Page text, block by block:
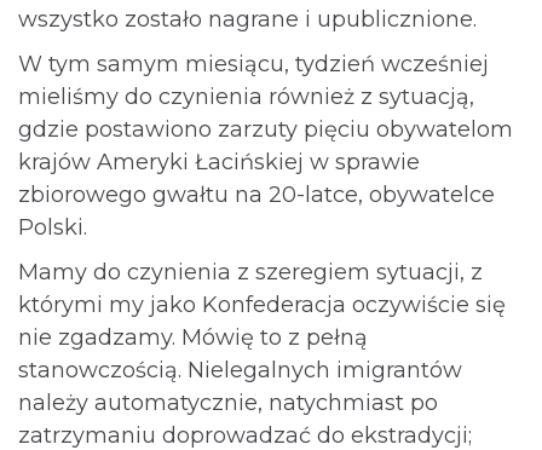
wszystko zostało nagrane i upublicznione.
W tym samym miesiącu, tydzień wcześniej
mieliśmy do czynienia również z sytuacją,
gdzie postawiono zarzuty pięciu obywatelom
krajów Ameryki Łacińskiej w sprawie
zbiorowego gwałtu na 20-latce, obywatelce
Polski.
Mamy do czynienia z szeregiem sytuacji, z
którymi my jako Konfederacja oczywiście się
nie zgadzamy. Mówię to z pełną
stanowczością. Nielegalnych imigrantów
należy automatycznie, natychmiast po
zatrzymaniu doprowadzać do ekstradycji;